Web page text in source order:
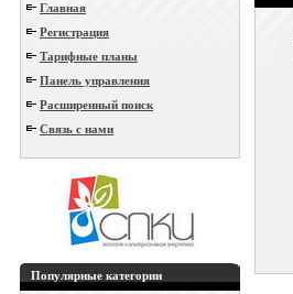
Главная
Регистрация
Тарифные планы
Панель управления
Расширенный поиск
Связь с нами
Популярные категории